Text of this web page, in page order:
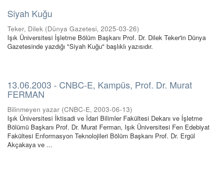
Siyah Kuğu
Teker, Dilek (Dünya Gazetesi, 2025-03-26)
Işık Üniversitesi İşletme Bölüm Başkanı Prof. Dr. Dilek Teker'in Dünya
Gazetesinde yazdığı "Siyah Kuğu" başlıklı yazısıdır.
13.06.2003 - CNBC-E, Kampüs, Prof. Dr. Murat
FERMAN
Bilinmeyen yazar (CNBC-E, 2003-06-13)
Işık Üniversitesi İktisadi ve İdari Bilimler Fakültesi Dekanı ve İşletme
Bölümü Başkanı Prof. Dr. Murat Ferman, Işık Üniversitesi Fen Edebiyat
Fakültesi Enformasyon Teknolojileri Bölüm Başkanı Prof. Dr. Ergül
Akçakaya ve ...